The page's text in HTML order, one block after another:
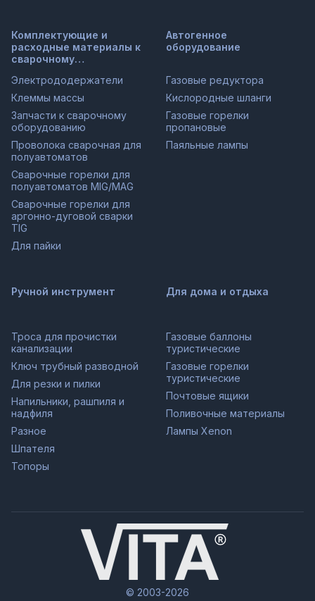
Комплектующие и
расходные материалы к
сварочному
Электрододержатели
Клеммы массы
Запчасти к сварочному
оборудованию
Проволока сварочная для
полуавтоматов
Сварочные горелки для
полуавтоматов MIG/MAG
Сварочные горелки для
аргонно-дуговой сварки
TIG
Для пайки
Автогенное
оборудование
Газовые редуктора
Кислородные шланги
Газовые горелки
пропановые
Паяльные лампы
Ручной инструмент
Троса для прочистки
канализации
Ключ трубный разводной
Для резки и пилки
Напильники, рашпиля и
надфиля
Разное
Шпателя
Топоры
Для дома и отдыха
Газовые баллоны
туристические
Газовые горелки
туристические
Почтовые ящики
Поливочные материалы
Лампы Xenon
© 2003-2026